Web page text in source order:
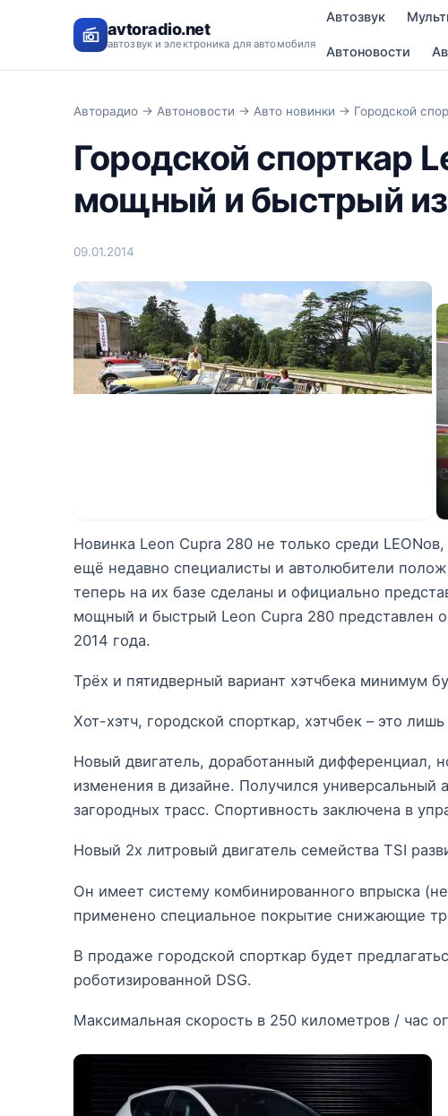
avtoradio.net
автозвук и электроника для автомобиля
Автозвук
Автоновости
Авторадио → Автоновости → Авто новинки → Городской
Городской спорткар
мощный и быстрый
09.01.2014
Новинка Leon Cupra 280 не только среди
ещё недавно специалисты и автолюбители
теперь на их базе сделаны и официально
мощный и быстрый Leon Cupra 280 представлен
2014 года.
Трёх и пятидверный вариант хэтчбека минимум
Хот-хэтч, городской спорткар, хэтчбек – это
Новый двигатель, доработанный дифференциал,
изменения в дизайне. Получился универсальный
загородных трасс. Спортивность заключена в
Новый 2х литровый двигатель семейства TSI
Он имеет систему комбинированного впрыска
применено специальное покрытие снижающие
В продаже городской спорткар будет
роботизированной DSG.
Максимальная скорость в 250 километров / час